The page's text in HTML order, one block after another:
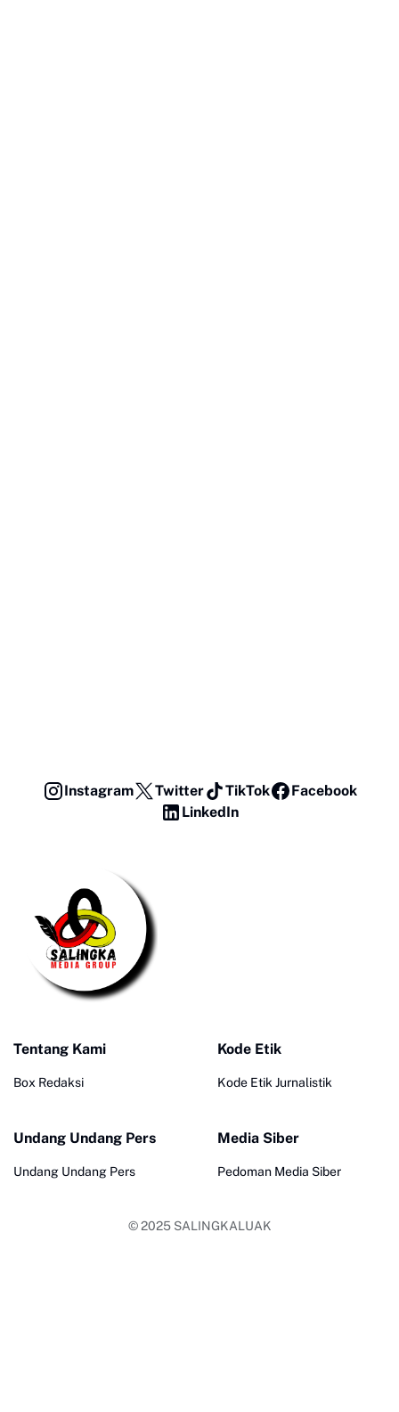
Instagram Twitter TikTok
Facebook
LinkedIn
Tentang Kami
Box Redaksi
Kode Etik
Kode Etik Jurnalistik
Undang Undang Pers
Undang Undang Pers
Media Siber
Pedoman Media Siber
© 2025 SALINGKALUAK